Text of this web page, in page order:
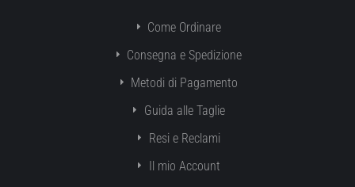
Come Ordinare
Consegna e Spedizione
Metodi di Pagamento
Guida alle Taglie
Resi e Reclami
Il mio Account